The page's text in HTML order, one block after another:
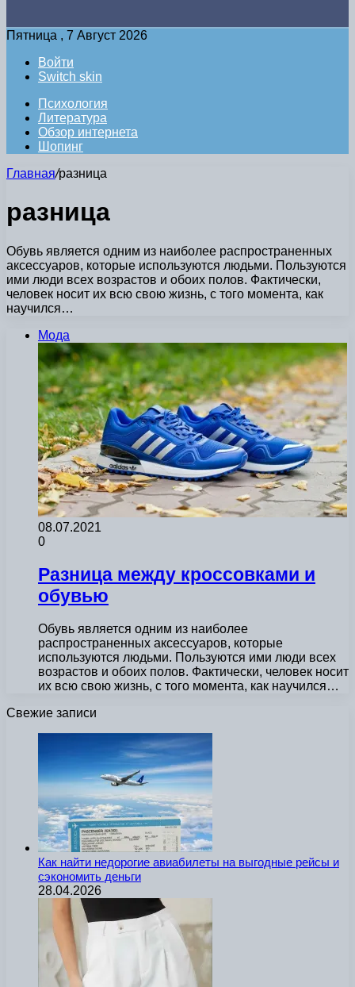
Пятница , 7 Август 2026
Войти
Switch skin
Психология
Литература
Обзор интернета
Шопинг
Главная/разница
разница
Обувь является одним из наиболее распространенных
аксессуаров, которые используются людьми. Пользуются
ими люди всех возрастов и обоих полов. Фактически,
человек носит их всю свою жизнь, с того момента, как
научился…
Мода
08.07.2021
0
Разница между кроссовками и
обувью
Обувь является одним из наиболее
распространенных аксессуаров, которые
используются людьми. Пользуются ими люди всех
возрастов и обоих полов. Фактически, человек носит
их всю свою жизнь, с того момента, как научился…
Свежие записи
Как найти недорогие авиабилеты на выгодные рейсы и
сэкономить деньги
28.04.2026